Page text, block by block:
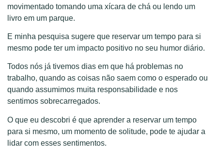
movimentado tomando uma xícara de chá ou lendo um
livro em um parque.
E minha pesquisa sugere que reservar um tempo para si
mesmo pode ter um impacto positivo no seu humor diário.
Todos nós já tivemos dias em que há problemas no
trabalho, quando as coisas não saem como o esperado ou
quando assumimos muita responsabilidade e nos
sentimos sobrecarregados.
O que eu descobri é que aprender a reservar um tempo
para si mesmo, um momento de solitude, pode te ajudar a
lidar com esses sentimentos.